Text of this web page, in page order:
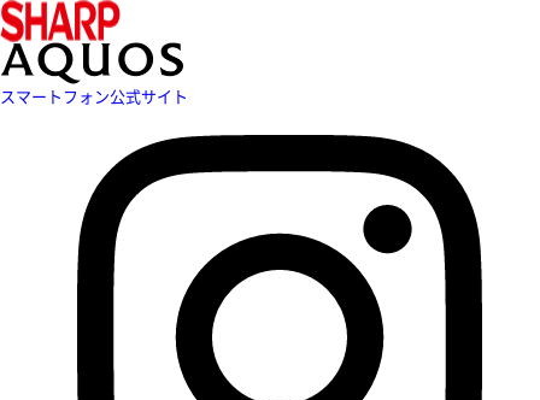
スマートフォン公式サイト